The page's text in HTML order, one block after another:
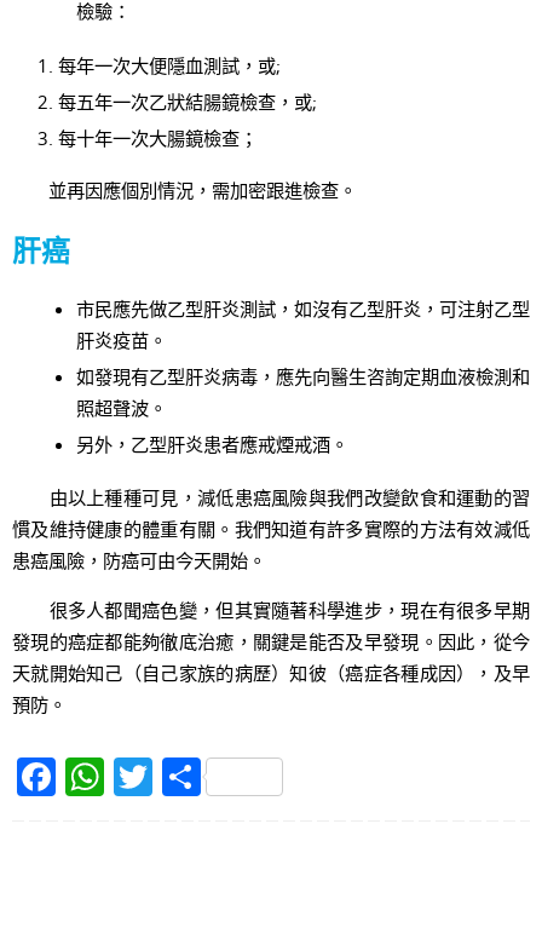
檢驗：
每年一次大便隱血測試，或;
每五年一次乙狀結腸鏡檢查，或;
每十年一次大腸鏡檢查；
並再因應個別情況，需加密跟進檢查。
肝癌
市民應先做乙型肝炎測試，如沒有乙型肝炎，可注射乙型
肝炎疫苗。
如發現有乙型肝炎病毒，應先向醫生咨詢定期血液檢測和
照超聲波。
另外，乙型肝炎患者應戒煙戒酒。
由以上種種可見，減低患癌風險與我們改變飲食和運動的習
慣及維持健康的體重有關。我們知道有許多實際的方法有效減低
患癌風險，防癌可由今天開始。
很多人都聞癌色變，但其實隨著科學進步，現在有很多早期
發現的癌症都能夠徹底治癒，關鍵是能否及早發現。因此，從今
天就開始知己（自己家族的病歷）知彼（癌症各種成因），及早
預防。
F W T S